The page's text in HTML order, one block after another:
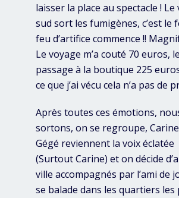
laisser la place au spectacle ! Le
sud sort les fumigènes, c’est le
feu d’artifice commence !!
Le voyage m’a couté 70 euros, le
passage à la boutique 225
ce que j’ai vécu cela n’a pas de
Après toutes ces émotions,
sortons, on se regroupe,
Gégé reviennent la voix éclatée
(Surtout Carine) et on décide
ville accompagnés par l’ami de
se balade dans les quartiers les